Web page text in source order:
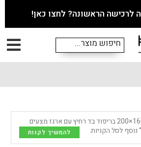
“מיטה זוגית מעוצבת 160×200 בריפוד בד רחיץ עם ארגז מצעים
נוסף לסל הקניות.
להמשיך לקנות